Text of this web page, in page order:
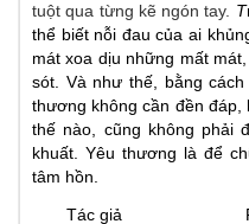
tuột qua từng kẽ ngón tay. T
thể biết nỗi đau củaai
mát xoa dịu những mất
sót. Và như thế, bằng
thương không cần đền
thế nào, cũng không phải
khuất. Yêu thương là để
tâm hồn.
Tác giả